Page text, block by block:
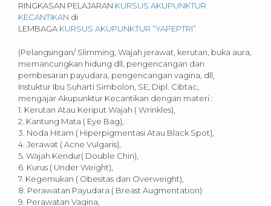
RINGKASAN PELAJARAN KURSUS AKUPUNKTUR
KECANTIKAN di
LEMBAGA KURSUS AKUPUNKTUR “YAPEPTRI”
(Pelangsingan/ Slimming, Wajah jerawat, kerutan, buka aura,
memancungkan hidung dll, pengencangan dan
pembesaran payudara, pengencangan vagina, dll,
Instuktur Ibu Suharti Simbolon, SE, Dipl. Cibtac,
mengajar Akupunktur Kecantikan dengan materi :
1. Kerutan Atau Keriput Wajah ( Wrinkles),
2. Kantung Mata ( Eye Bag),
3. Noda Hitam ( Hiperpigmentasi Atau Black Spot),
4. Jerawat ( Acne Vulgaris),
5. Wajah Kendur( Double Chin),
6. Kurus ( Under Weight),
7. Kegemukan ( Obesitas dan Overweight),
8. Perawatan Payudara ( Breast Augmentation)
9. Perawatan Vagina,